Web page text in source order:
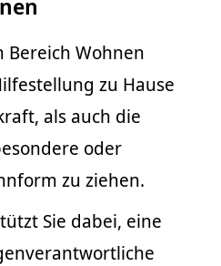
Wohnen
zu Hause
als auch die
oder
zu ziehen.
Sie dabei, eine